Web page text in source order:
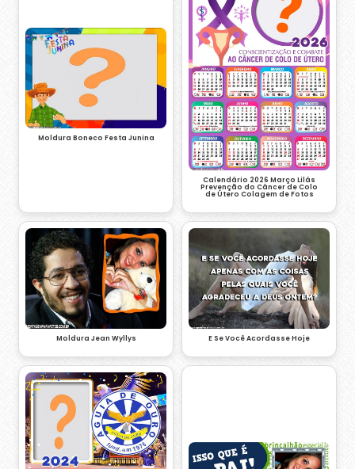
Moldura Boneco Festa Junina
Calendário 2026 Março Lilás
Prevenção do Câncer de Colo
de Útero Colagem de Fotos
Moldura Jean Wyllys E Se Você Acordasse Hoje